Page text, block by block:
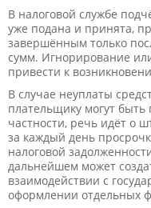
В налоговой службе
уже подана и принята,
завершённым только
сумм. Игнорирование
привести к
В случае неуплаты
плательщику могут
частности, речь идёт о
за каждый день
налоговой
дальнейшем может
взаимодействии с
оформлении отдельных